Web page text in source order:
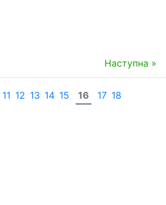
Наступна »
11 12 13 14 15 16 17 18